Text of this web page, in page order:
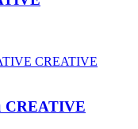
CREATIVE